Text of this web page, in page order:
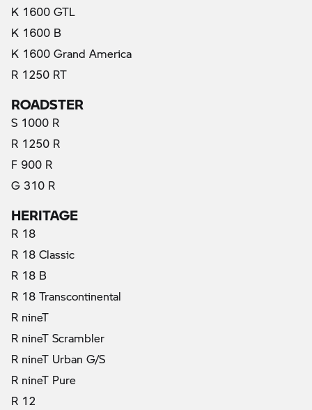
K 1600 GTL
K 1600 B
K 1600 Grand America
R 1250 RT
ROADSTER
S 1000 R
R 1250 R
F 900 R
G 310 R
HERITAGE
R 18
R 18 Classic
R 18 B
R 18 Transcontinental
R nineT
R nineT Scrambler
R nineT Urban G/S
R nineT Pure
R 12